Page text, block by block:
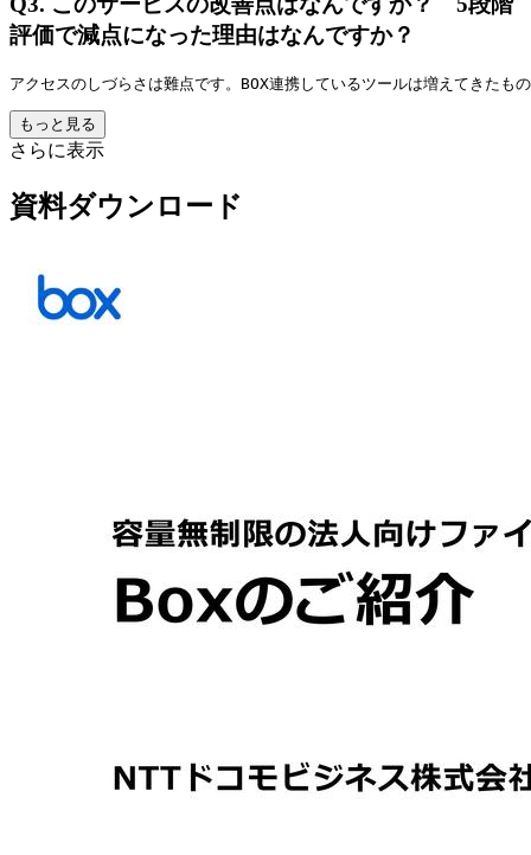
評価で減点になった理由はなんですか？
アクセスのしづらさは難点です。BOX連携しているツールは増えてきた
もっと見る
さらに表示
資料ダウンロード